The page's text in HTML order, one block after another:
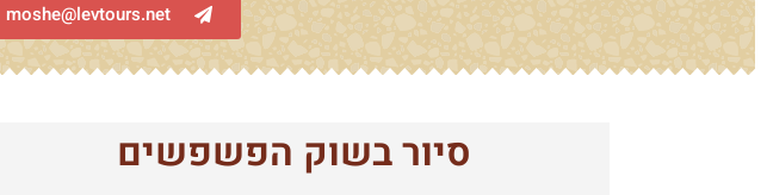
moshe@levtours.net
סיור בשוק הפשפשים